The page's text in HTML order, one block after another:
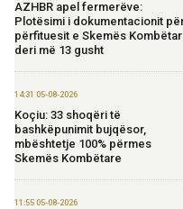
AZHBR apel fermerëve:
Plotësimi i dokumentacionit
përfituesit e Skemës
deri më 13 gusht
14:31 05-08-2026
Koçiu: 33 shoqëri të
bashkëpunimit bujqësor,
mbështetje 100% përmes
Skemës Kombëtare
11:55 05-08-2026